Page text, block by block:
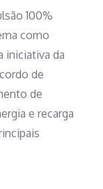
100%
como
iniciativa da
de
de
e recarga